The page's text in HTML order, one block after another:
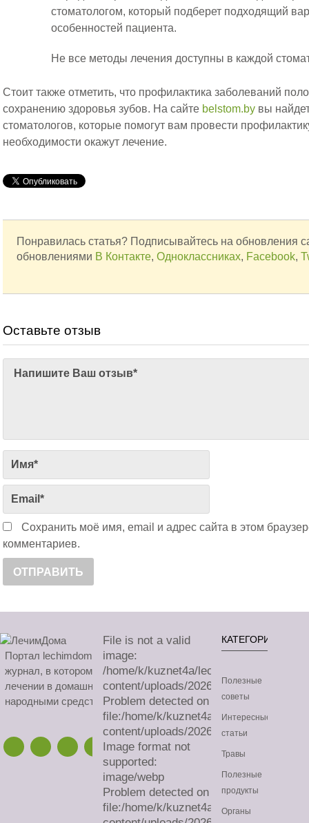
стоматологом, который подберет подходящий
особенностей пациента.
Не все методы лечения доступны в каждой
Стоит также отметить, что профилактика заболеваний
сохранению здоровья зубов. На сайте belstom.by вы
стоматологов, которые помогут вам провести
необходимости окажут лечение.
Понравилась статья? Подписывайтесь на обновления
обновлениями В Контакте,Одноклассниках, Facebook,
Оставьте отзыв
Сохранить моё имя, email и адрес сайта в этом
комментариев.
Портал lechimdoma.com - это онлайн-
журнал, в котором можно узнать все о
лечении в домашних условиях
народными средствами.
File is not a valid
image:
/home/k/kuznet4a/lechimdoma.com/
content/uploads/2026/08/sa.avif
Problem detected on
file:/home/k/kuznet4a/
content/uploads/2026/08/sa.avif
Image format not
supported:
image/webp
Problem detected on
file:/home/k/kuznet4a/
КАТЕГОРИИ
Полезные
советы
Интересные
статьи
Травы
Полезные
продукты
Органы